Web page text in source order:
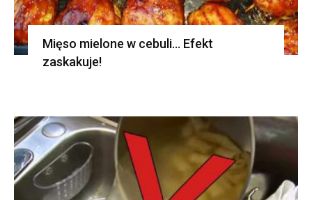
Mięso mielone w cebuli… Efekt
zaskakuje!